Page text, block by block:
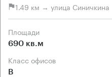
1.49 км → улица Синичкина
Площади
690 кв.м
Класс офисов
B